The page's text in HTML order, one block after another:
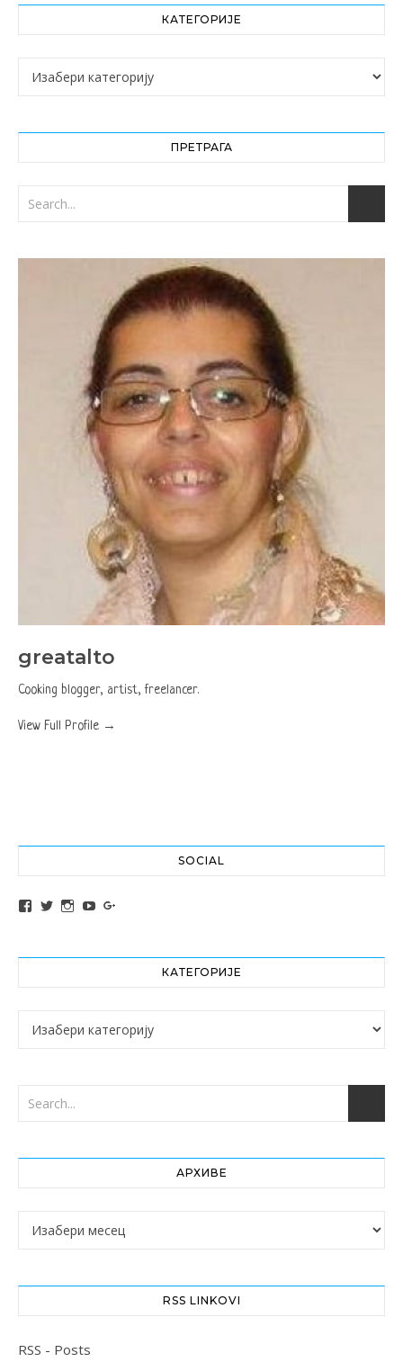
КАТЕГОРИЈЕ
Категорије
ПРЕТРАГА
greatalto
Cooking blogger, artist, freelancer.
View Full Profile →
SOCIAL
View altochef’s profile on Facebook
View jovancica73’s profile on Twitter
View jovancica73’s profile on Instagram
View jovancica73’s profile on YouTube
КАТЕГОРИЈЕ
Категорије
АРХИВЕ
Архиве
RSS LINKOVI
RSS - Posts